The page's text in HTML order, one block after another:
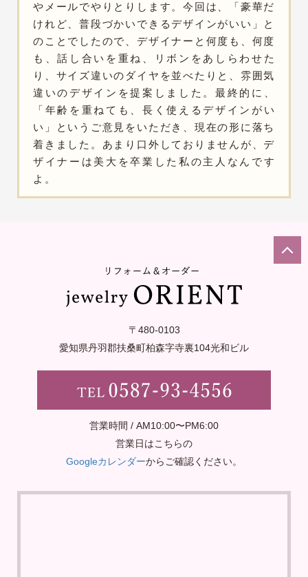
やメールでやりとりします。今回は、「豪華だ
けれど、普段づかいできるデザインがいい」と
のことでしたので、デザイナーと何度も、何度
も、話し合いを重ね、リボンをあしらわせた
り、サイズ違いのダイヤを並べたりと、雰囲気
違いのデザインを提案しました。最終的に、
「年齢を重ねても、長く使えるデザインがい
い」というご意見をいただき、現在の形に落ち
着きました。あまり口外しておりませんが、デ
ザイナーは美大を卒業した私の主人なんです
よ。
〒480-0103
愛知県丹羽郡扶桑町柏森字寺裏104光和ビル
営業時間 / AM10:00〜PM6:00
営業日はこちらの
Googleカレンダーからご確認ください。